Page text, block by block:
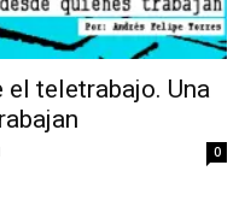
el teletrabajo. Una
0